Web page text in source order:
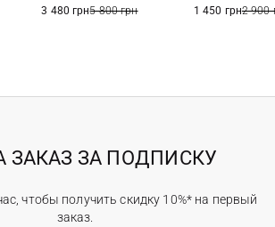
3 480 грн5 800 грн
1 450 грн2 900
ЗАКАЗ ЗА ПОДПИСКУ
чтобы получить скидку 10%* на первый
заказ.